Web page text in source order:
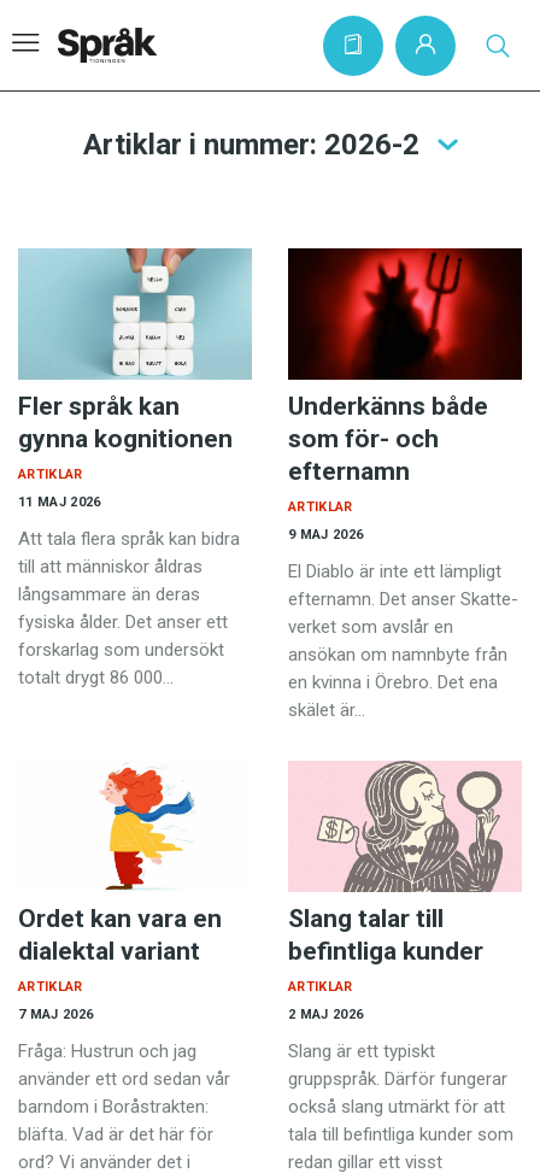
Språkfrågor
Skrivtips
Bokrecensioner
Podden
Anmäl till språkpolisen
Föreslå nyord
Annonsera
Prenumerera
Artiklar i nummer: 2026-2
Fler språk kan
gynna kognitionen
11 MAJ 2026
ARTIKLAR
Att tala flera språk kan bidra
till att människor åldras
långsammare än deras
fysiska ålder. Det anser ett
forskarlag som undersökt
totalt drygt 86 000…
Underkänns både
som för- och
efternamn
9 MAJ 2026
ARTIKLAR
El Diablo är inte ett lämpligt
efternamn. Det anser Skatte­
verket som avslår en
ansökan om namnbyte från
en kvinna i ­Örebro. Det ena
skälet är…
Ordet kan vara en
dialektal variant
7 MAJ 2026
ARTIKLAR
Fråga: Hustrun och jag
använder ett ord sedan vår
barndom i Borås­trakten:
bläfta. Vad är det här för
ord? Vi använder det i
Slang talar till
befintliga kunder
2 MAJ 2026
ARTIKLAR
Slang är ett typiskt
gruppspråk. Därför fungerar
också slang utmärkt för att
tala till befintliga kunder som
redan ­gillar ett visst